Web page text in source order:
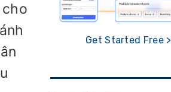
Get Started Free >